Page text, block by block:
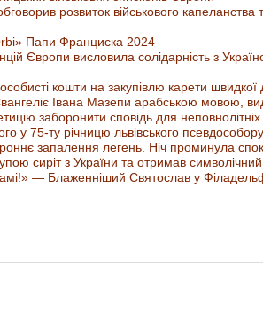
розвиток військового капеланства
Папи Франциска 2024
Європи висловила солідарність з
кошти на закупівлю карети
Івана Мазепи арабською мовою,
заборонити сповідь для неповнолітніх
у 75-ту річницю львівського псевдособору
запалення легень. Ніч проминула
сиріт з України та отримав
— Блаженніший Святослав у